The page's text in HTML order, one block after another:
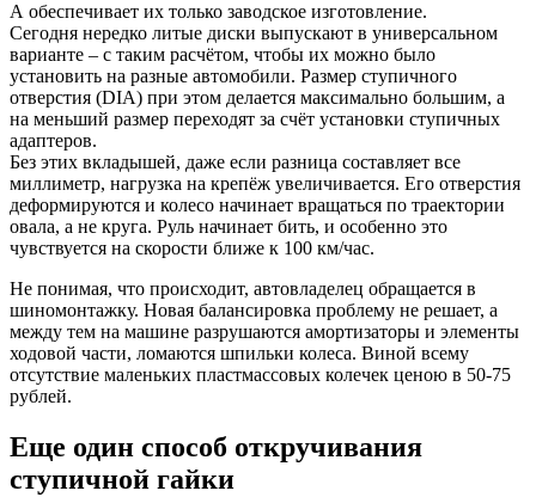
А обеспечивает их только заводское изготовление.
Сегодня нередко литые диски выпускают в универсальном
варианте – с таким расчётом, чтобы их можно было
установить на разные автомобили. Размер ступичного
отверстия (DIA) при этом делается максимально большим, а
на меньший размер переходят за счёт установки ступичных
адаптеров.
Без этих вкладышей, даже если разница составляет все
миллиметр, нагрузка на крепёж увеличивается. Его отверстия
деформируются и колесо начинает вращаться по траектории
овала, а не круга. Руль начинает бить, и особенно это
чувствуется на скорости ближе к 100 км/час.
Не понимая, что происходит, автовладелец обращается в
шиномонтажку. Новая балансировка проблему не решает, а
между тем на машине разрушаются амортизаторы и элементы
ходовой части, ломаются шпильки колеса. Виной всему
отсутствие маленьких пластмассовых колечек ценою в 50-75
рублей.
Еще один способ откручивания
ступичной гайки